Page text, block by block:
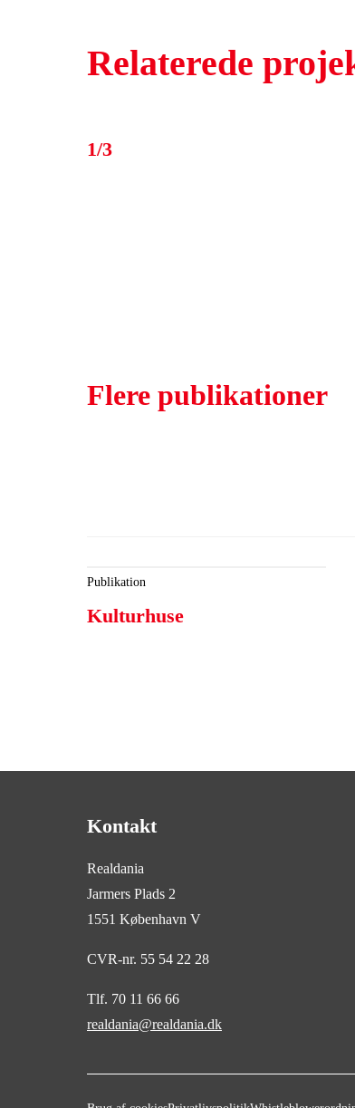
Relaterede
1/3
Flere publikationer
Publikation
Kulturhuse
Kontakt
Realdania
Jarmers Plads 2
1551 København V
CVR-nr. 55 54 22 28
Tlf. 70 11 66 66
realdania@realdania.dk